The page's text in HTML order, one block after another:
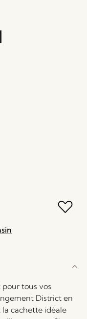
tous vos
District en
cachette idéale